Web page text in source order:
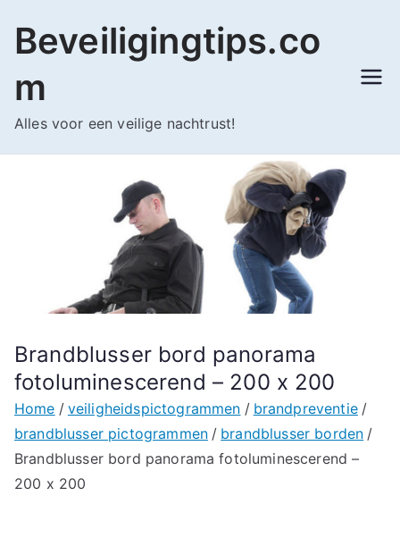
naar
inhoud
Beveiligingtips.co
m
Alles voor een veilige nachtrust!
Brandblusser bord panorama
fotoluminescerend – 200 x 200
Home veiligheidspictogrammen
brandpreventie
brandblusser pictogrammen
brandblusser borden
Brandblusser bord panorama fotoluminescerend –
200 x 200